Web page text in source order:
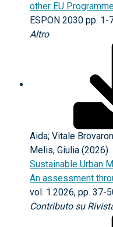
other EU
ESPON 2030 pp. 1-
Altro
Aida; Vitale
Melis, Giulia (2026)
Sustainable Urban
An assessment
vol. 1.2026, pp. 37-
Contributo su